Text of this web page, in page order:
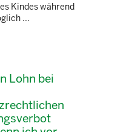
Kindes während
...
Lohn bei